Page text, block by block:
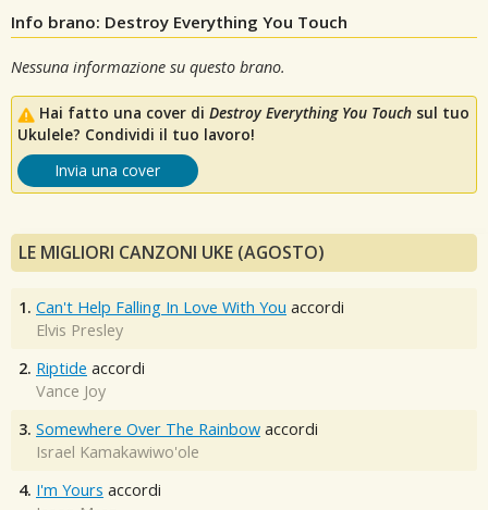
Info brano: Destroy Everything You Touch
Nessuna informazione su questo brano.
Hai fatto una cover di Destroy Everything You Touch sul tuo
Ukulele? Condividi il tuo lavoro!
Invia una cover
LE MIGLIORI CANZONI UKE (AGOSTO)
1. Can't Help Falling In Love With You accordi
Elvis Presley
2. Riptide accordi
Vance Joy
3. Somewhere Over The Rainbow accordi
Israel Kamakawiwo'ole
4. I'm Yours accordi